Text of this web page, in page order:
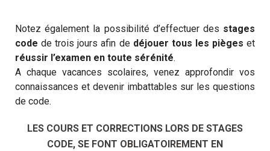
Notez également la possibilité d’effectuer des stages
code de trois jours afin de déjouer tous les pièges et
réussir l’examen en toute sérénité.
A chaque vacances scolaires, venez approfondir vos
connaissances et devenir imbattables sur les questions
de code.
LES COURS ET CORRECTIONS LORS DE STAGES
CODE, SE FONT OBLIGATOIREMENT EN